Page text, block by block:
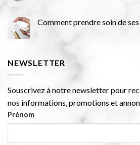
Comment prendre soin de
NEWSLETTER
Souscrivez à notre newsletter pour
nos informations, promotions et
Prénom